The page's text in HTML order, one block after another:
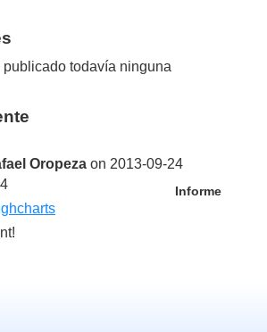
publicado todavía ninguna
Oropeza on 2013-09-24
Informe